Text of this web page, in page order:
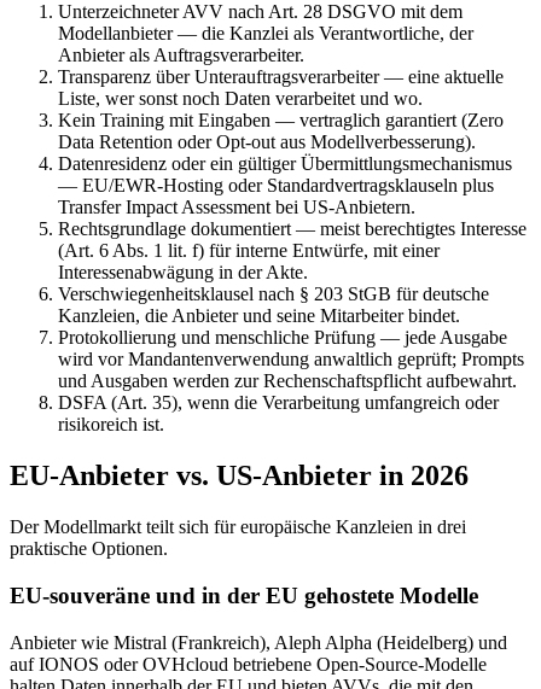
Unterzeichneter AVV nach Art. 28 DSGVO mit dem
Modellanbieter — die Kanzlei als Verantwortliche, der
Anbieter als Auftragsverarbeiter.
Transparenz über Unterauftragsverarbeiter — eine aktuelle
Liste, wer sonst noch Daten verarbeitet und wo.
Kein Training mit Eingaben — vertraglich garantiert (Zero
Data Retention oder Opt-out aus Modellverbesserung).
Datenresidenz oder ein gültiger Übermittlungsmechanismus
— EU/EWR-Hosting oder Standardvertragsklauseln plus
Transfer Impact Assessment bei US-Anbietern.
Rechtsgrundlage dokumentiert — meist berechtigtes Interesse
(Art. 6 Abs. 1 lit. f) für interne Entwürfe, mit einer
Interessenabwägung in der Akte.
Verschwiegenheitsklausel nach § 203 StGB für deutsche
Kanzleien, die Anbieter und seine Mitarbeiter bindet.
Protokollierung und menschliche Prüfung — jede Ausgabe
wird vor Mandantenverwendung anwaltlich geprüft; Prompts
und Ausgaben werden zur Rechenschaftspflicht aufbewahrt.
DSFA (Art. 35), wenn die Verarbeitung umfangreich oder
risikoreich ist.
EU-Anbieter vs. US-Anbieter in 2026
Der Modellmarkt teilt sich für europäische Kanzleien in drei
praktische Optionen.
EU-souveräne und in der EU gehostete Modelle
Anbieter wie Mistral (Frankreich), Aleph Alpha (Heidelberg) und
auf IONOS oder OVHcloud betriebene Open-Source-Modelle